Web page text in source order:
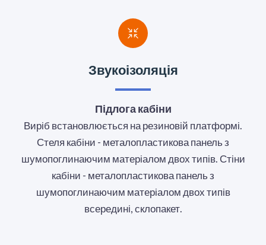
Звукоізоляція
Підлога кабіни
Виріб встановлюється на резиновій платформі.
Стеля кабіни - металопластикова панель з
шумопоглинаючим матеріалом двох типів. Стіни
кабіни - металопластикова панель з
шумопоглинаючим матеріалом двох типів
всередині, склопакет.